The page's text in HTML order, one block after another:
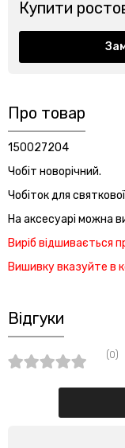
Купити
Про товар
150027204
Чобіт новорічний.
Чобіток для
На аксесуарі можна
Виріб відшивається
Вишивку вказуйте в
Відгуки
(0)